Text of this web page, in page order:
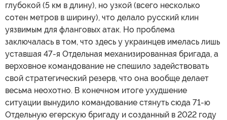
глубокой (5 км в длину), но узкой (всего несколько
сотен метров в ширину), что делало русский клин
уязвимым для фланговых атак. Но проблема
заключалась в том, что здесь у украинцев имелась лишь
уставшая 47-я Отдельная механизированная бригада, а
верховное командование не спешило задействовать
свой стратегический резерв, что она вообще делает
весьма неохотно. В конечном итоге ухудшение
ситуации вынудило командование стянуть сюда 71-ю
Отдельную егерскую бригаду и созданный в 2022 году